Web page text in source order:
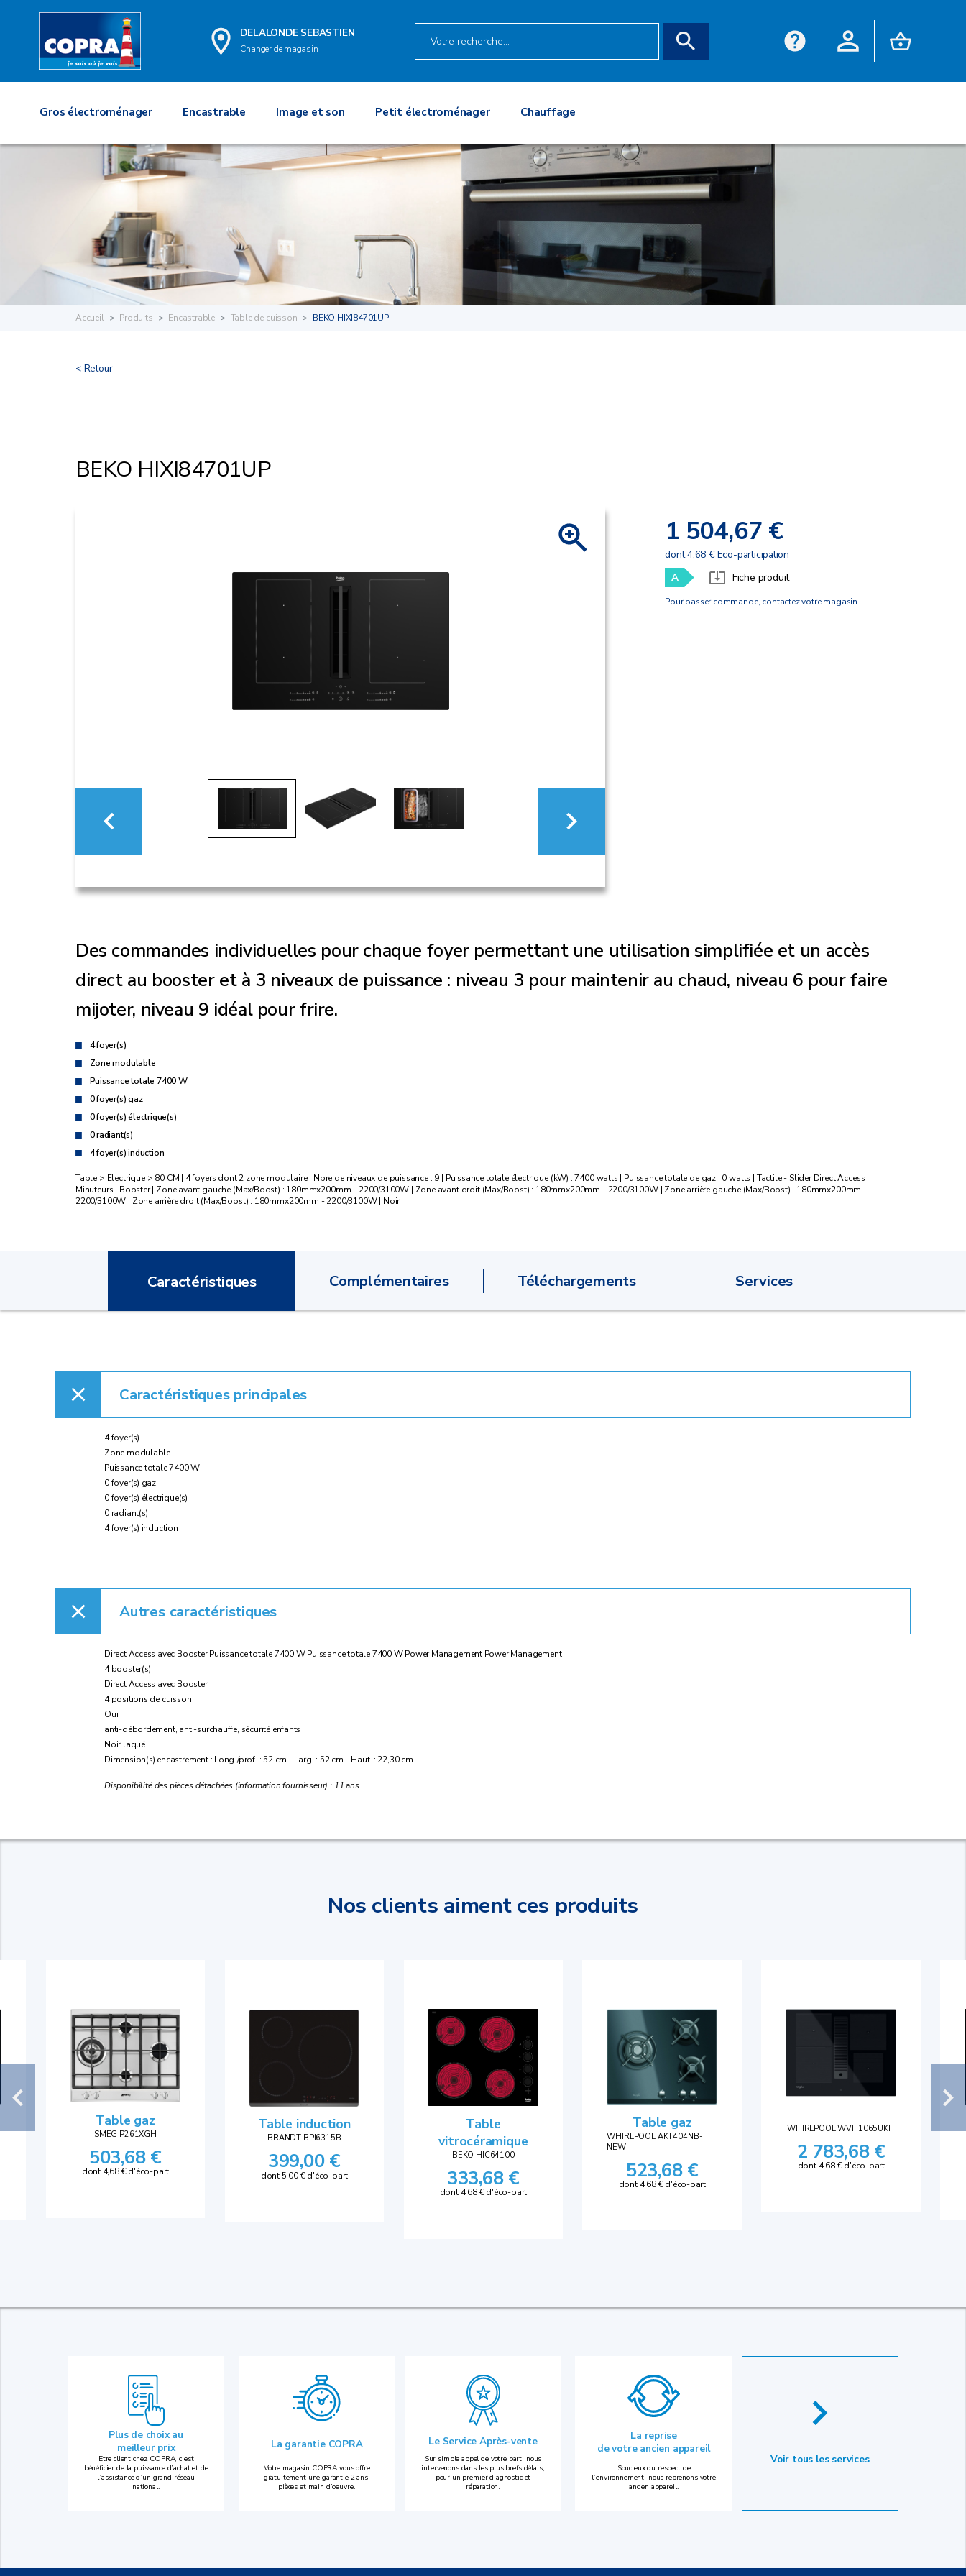
DELALONDE SEBASTIEN
Changer de magasin
Gros électroménager Encastrable Image et son Petit électroménager Chauffage
Accueil Produits Encastrable Table de cuisson BEKO HIXI84701UP
< Retour
BEKO HIXI84701UP
1 504,67 €
dont 4,68 € Eco-participation
A
Fiche produit
Pour passer commande, contactez votre magasin.
Des commandes individuelles pour chaque foyer permettant une utilisation simplifiée et un accès
direct au booster et à 3 niveaux de puissance : niveau 3 pour maintenir au chaud, niveau 6 pour faire
mijoter, niveau 9 idéal pour frire.
4 foyer(s)
Zone modulable
Puissance totale 7400 W
0 foyer(s) gaz
0 foyer(s) électrique(s)
0 radiant(s)
4 foyer(s) induction
Table > Electrique > 80 CM | 4 foyers dont 2 zone modulaire | Nbre de niveaux de puissance : 9 | Puissance totale électrique (kW) : 7400 watts | Puissance totale de gaz : 0 watts | Tactile - Slider Direct Access |
Minuteurs | Booster | Zone avant gauche (Max/Boost) : 180mmx200mm - 2200/3100W | Zone avant droit (Max/Boost) : 180mmx200mm - 2200/3100W | Zone arrière gauche (Max/Boost) : 180mmx200mm -
2200/3100W | Zone arrière droit (Max/Boost) : 180mmx200mm - 2200/3100W | Noir
Caractéristiques Complémentaires Téléchargements Services
Caractéristiques principales
4 foyer(s)
Zone modulable
Puissance totale 7400 W
0 foyer(s) gaz
0 foyer(s) électrique(s)
0 radiant(s)
4 foyer(s) induction
Autres caractéristiques
Direct Access avec Booster Puissance totale 7400 W Puissance totale 7400 W Power Management Power Management
4 booster(s)
Direct Access avec Booster
4 positions de cuisson
Oui
anti-débordement, anti-surchauffe, sécurité enfants
Noir laqué
Dimension(s) encastrement : Long./prof. : 52 cm - Larg. : 52 cm - Haut. : 22,30 cm
Disponibilité des pièces détachées (information fournisseur) : 11 ans
Nos clients aiment ces produits
Table gaz
SMEG P261XGH
503,68 €
dont 4,68 € d'éco-part
Table induction
BRANDT BPI6315B
399,00 €
dont 5,00 € d'éco-part
Table
vitrocéramique
BEKO HIC64100
333,68 €
dont 4,68 € d'éco-part
Table gaz
WHIRLPOOL AKT404NB-
NEW
523,68 €
dont 4,68 € d'éco-part
WHIRLPOOL WVH1065UKIT
2 783,68 €
dont 4,68 € d'éco-part
Plus de choix au
meilleur prix
Etre client chez COPRA, c’est
bénéficier de la puissance d’achat et de
l’assistance d’un grand réseau
national.
La garantie COPRA
Votre magasin COPRA vous offre
gratuitement une garantie 2 ans,
pièces et main d’oeuvre.
Le Service Après-vente
Sur simple appel de votre part, nous
intervenons dans les plus brefs délais,
pour un premier diagnostic et
réparation.
La reprise
de votre ancien appareil
Soucieux du respect de
l’environnement, nous reprenons votre
ancien appareil.
Voir tous les services